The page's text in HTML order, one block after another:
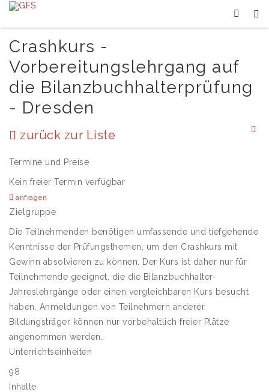
Crashkurs -
Vorbereitungslehrgang auf
die Bilanzbuchhalterprüfung
- Dresden
zurück zur Liste
Termine und Preise
Kein freier Termin verfügbar
anfragen
Zielgruppe
Die Teilnehmenden benötigen umfassende und tiefgehende
Kenntnisse der Prüfungsthemen, um den Crashkurs mit
Gewinn absolvieren zu können. Der Kurs ist daher nur für
Teilnehmende geeignet, die die Bilanzbuchhalter-
Jahreslehrgänge oder einen vergleichbaren Kurs besucht
haben. Anmeldungen von Teilnehmern anderer
Bildungsträger können nur vorbehaltlich freier Plätze
angenommen werden.
Unterrichtseinheiten
98
Inhalte